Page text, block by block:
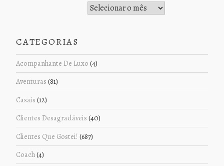
CATEGORIAS
Acompanhante De Luxo (4)
Aventuras (81)
Casais (12)
Clientes Desagradáveis (40)
Clientes Que Gostei! (687)
Coach(4)